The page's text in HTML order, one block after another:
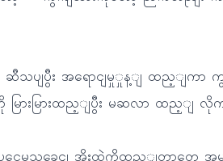
ဆီသပျပွီး အရောငျမှုှုန့ျ ထည့ျကာ
ားမြားထည့ျပွီး မဆလာ ထည့ျ လိုကျရ